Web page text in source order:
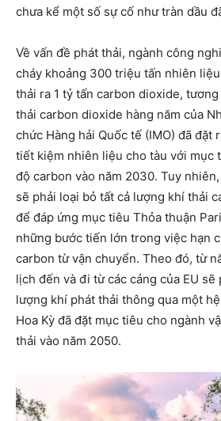
chưa kể một số sự cố như tràn dầu
Về vấn đề phát thải, ngành công
cháy khoảng 300 triệu tấn nhiên
thải ra 1 tỷ tấn carbon dioxide,
thải carbon dioxide hàng năm của
chức Hàng hải Quốc tế (IMO) đã đặt
tiết kiệm nhiên liệu cho tàu với mục
độ carbon vào năm 2030. Tuy
sẽ phải loại bỏ tất cả lượng khí thải
để đáp ứng mục tiêu Thỏa thuận
những bước tiến lớn trong việc hạn
carbon từ vận chuyển. Theo đó, từ
lịch đến và đi từ các cảng của EU sẽ
lượng khí phát thải thông qua một
Hoa Kỳ đã đặt mục tiêu cho ngành
thải vào năm 2050.